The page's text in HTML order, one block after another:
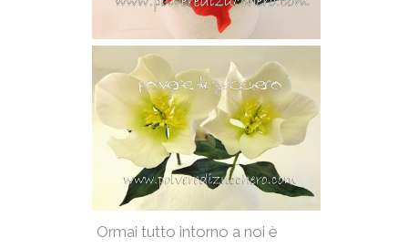
Ormai tutto intorno a noi è